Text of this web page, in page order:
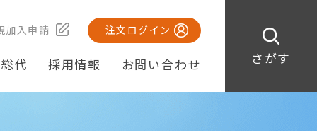
さがす
加入申請 注文ログイン
代 採用情報 お問い合わせ